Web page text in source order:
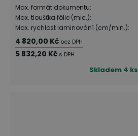
Max. formát dokumentu:
Max. tloušťka fólie (mic.):
Max. rychlost laminování (cm/min.):
4 820,00 Kč bez DPH
5 832,20 Kč s DPH
Skladem 4 ks